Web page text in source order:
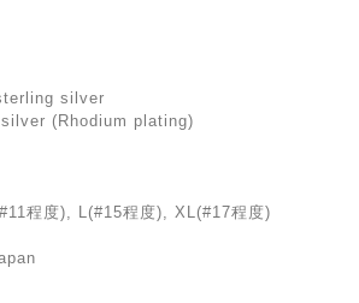
silver
(Rhodium plating)
程度), L(#15程度), XL(#17程度)